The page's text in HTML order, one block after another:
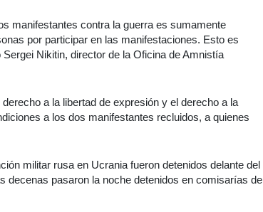
manifestantes contra la guerra es sumamente
por participar en las manifestaciones. Esto es
Nikitin, director de la Oficina de Amnistía
a la libertad de expresión y el derecho a la
a los dos manifestantes recluidos, a quienes
militar rusa en Ucrania fueron detenidos delante del
decenas pasaron la noche detenidos en comisarías de